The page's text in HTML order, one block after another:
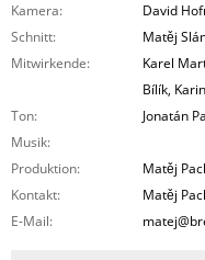
Kamera:
David
Schnitt:
Matěj
Mitwirkende:
Karel
Bílík,
Ton:
Jonatán
Musik:
Produktion:
Matěj
Kontakt:
Matěj
E-Mail: